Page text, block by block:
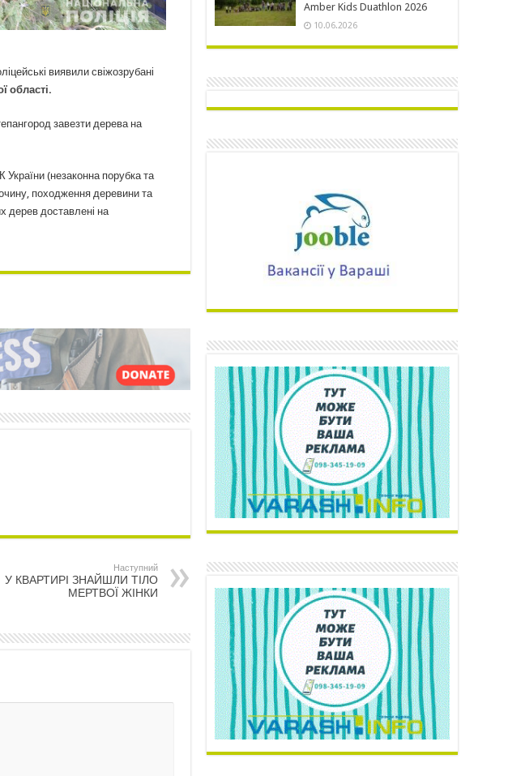
виявили свіжозрубані
області.
завезти дерева на
(незаконна порубка та
походження деревини та
дерев доставлені на
Наступний
У КВАРТИРІ ЗНАЙШЛИ ТІЛО
МЕРТВОЇ ЖІНКИ
Amber Kids Duathlon 2026
10.06.2026